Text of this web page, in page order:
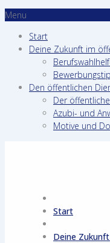
Menu
Start
Deine Zukunft im
Den öffentlichen
Der
Azubi- und
Motive und
Start
Deine